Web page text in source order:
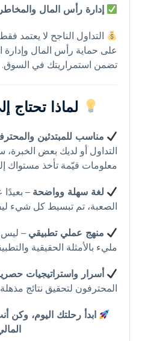
إدارة رأس المال
التداول الناجح لا يعتمد
على حماية رأس المال وإدارة
تضمن استمراريتك في السوق.
لماذا تحتاج
مناسب للمبتدئين
التداول أو لديك بعض
معلومات قيّمة تأخذ مستواك
لغة سهلة وواضحة –
الصعبة، تم تبسيط كل شيء
منهج عملي تطبيقي – ليس
مليء بالأمثلة الحقيقية
أسرار واستراتيجيات
المحترفون لتحقيق نتائج
ابدأ رحلتك اليوم، وكن